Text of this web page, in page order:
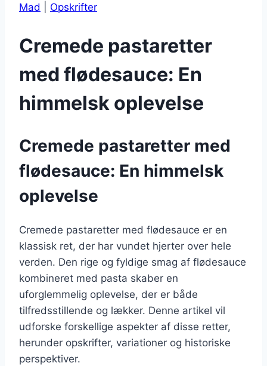
Mad Opskrifter
Cremede pastaretter
med flødesauce: En
himmelsk oplevelse
Cremede pastaretter med
flødesauce: En himmelsk
oplevelse
Cremede pastaretter med flødesauce er en
klassisk ret, der har vundet hjerter over hele
verden. Den rige og fyldige smag af flødesauce
kombineret med pasta skaber en
uforglemmelig oplevelse, der er både
tilfredsstillende og lækker. Denne artikel vil
udforske forskellige aspekter af disse retter,
herunder opskrifter, variationer og historiske
perspektiver.